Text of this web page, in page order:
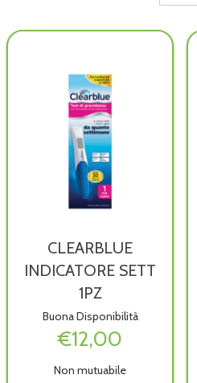
CLEARBLUE
INDICATORE SETT
1PZ
Buona Disponibilità
€12,00
Non mutuabile